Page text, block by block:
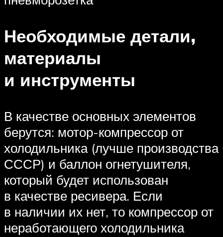
Необходимые детали,
материалы
и инструменты
В качестве основных элементов
берутся: мотор-компрессор от
холодильника (лучше производства
СССР) и баллон огнетушителя,
который будет использован
в качестве ресивера. Если
в наличии их нет, то компрессор от
неработающего холодильника